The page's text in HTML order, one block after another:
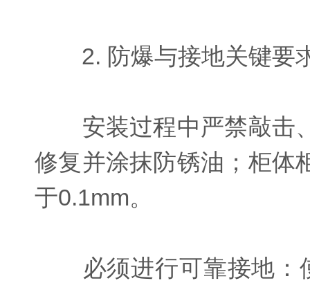
2. 防爆与接地关键要
安装过程中严禁敲击、
修复并涂抹防锈油；柜体
于0.1mm。
必须进行可靠接地：使